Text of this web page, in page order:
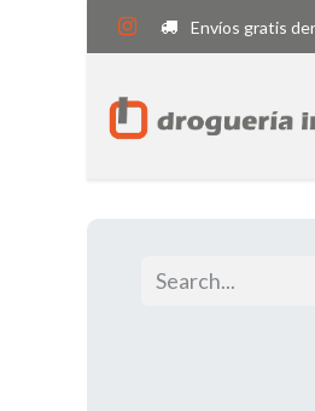
Envíos gratis